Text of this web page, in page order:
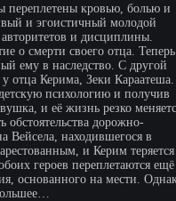
переплетены кровью, болью и
и эгоистичный молодой
и дисциплины.
о смерти своего отца. Теперь
ему в наследство. С другой
отца Керима, Зеки Караатеша.
психологию и получив
и её жизнь резко
обстоятельства дорожно-
Вейсела, находившегося в
и Керим теряется
героев переплетаются ещё
основанного на мести.